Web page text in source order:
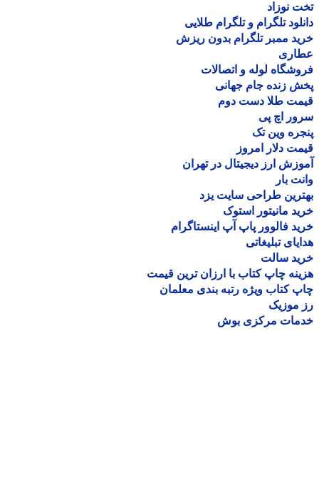
نوزاد
تلگرام و تلگرام طلایی
ممبر تلگرام بدون ریزش
لوله و اتصالات
زنده جام جهانی
طلا دست دوم
اچ پی
وین تک
دلار امروز
ارز دیجیتال در تهران
بار
طراحی سایت یزد
مانیتور استوک
فالوور پاپ آپ اینستاگرام
تبلیغاتی
سالت
چاپ کتاب با ارزان ترین قیمت
کتاب ویژه رتبه بندی معلمان
موزیک
مرکزی بوش